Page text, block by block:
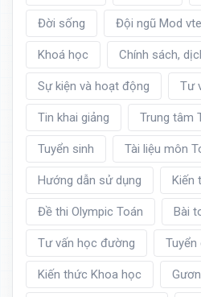
Đời sống Đội ngũ Mod
Khoá học Chính sách,
Sự kiện và hoạt động Tư
Tin khai giảng Trung tâm
Tuyển sinh Tài liệu môn
Hướng dẫn sử dụng Kiến
Đề thi Olympic Toán Bài
Tư vấn học đường Tuyển
Kiến thức Khoa học